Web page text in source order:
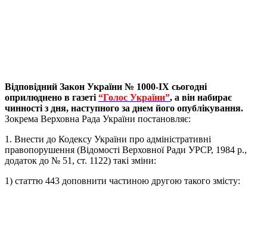
Відповідний Закон України № 1000-IX сьогодні
оприлюднено в газеті“Голос України”, а він набирає
чинності з дня, наступного за днем його опублікування.
Зокрема Верховна Рада України постановляє:
1. Внести до Кодексу України про адміністративні
правопорушення (Відомості Верховної Ради УРСР, 1984 р.,
додаток до № 51, ст. 1122) такі зміни:
1) статтю 443 доповнити частиною другою такого змісту: